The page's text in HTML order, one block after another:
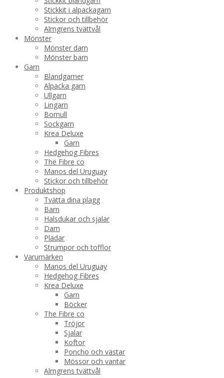
Stickkit i alpackagarn
Stickor och tillbehör
Almgrens tvättvål
Mönster
Mönster dam
Mönster barn
Garn
Blandgarner
Alpacka garn
Ullgarn
Lingarn
Bomull
Sockgarn
Krea Deluxe
Garn
Hedgehog Fibres
The Fibre co
Manos del Uruguay
Stickor och tillbehör
Produktshop
Tvätta dina plagg
Barn
Halsdukar och sjalar
Dam
Plädar
Strumpor och tofflor
Varumärken
Manos del Uruguay
Hedgehog Fibres
Krea Deluxe
Garn
Böcker
The Fibre co
Tröjor
Sjalar
Koftor
Poncho och västar
Mössor och vantar
Almgrens tvättvål